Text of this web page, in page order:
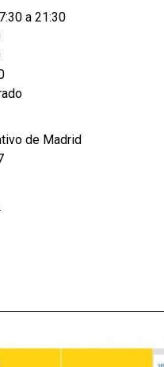
a 21:30
de Madrid